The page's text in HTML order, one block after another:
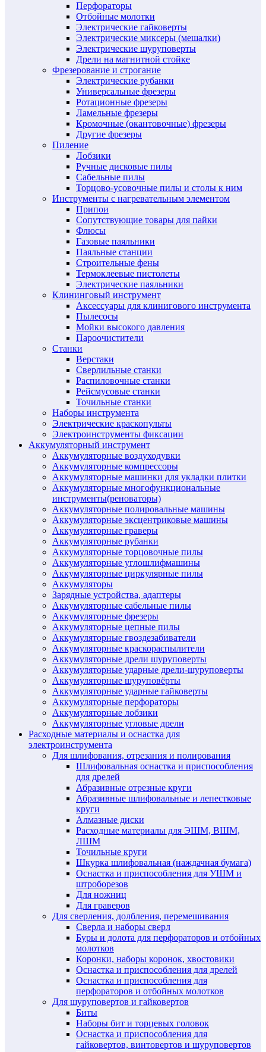
Перфораторы
Отбойные молотки
Электрические гайковерты
Электрические миксеры (мешалки)
Электрические шуруповерты
Дрели на магнитной стойке
Фрезерование и строгание
Электрические рубанки
Универсальные фрезеры
Ротационные фрезеры
Ламельные фрезеры
Кромочные (окантовочные) фрезеры
Другие фрезеры
Пиление
Лобзики
Ручные дисковые пилы
Сабельные пилы
Торцово-усовочные пилы и столы к ним
Инструменты с нагревательным элементом
Припои
Сопутствующие товары для пайки
Флюсы
Газовые паяльники
Паяльные станции
Строительные фены
Термоклеевые пистолеты
Электрические паяльники
Клининговый инструмент
Аксессуары для клинигового инструмента
Пылесосы
Мойки высокого давления
Пароочистители
Станки
Верстаки
Сверлильные станки
Распиловочные станки
Рейсмусовые станки
Точильные станки
Наборы инструмента
Электрические краскопульты
Электроинструменты фиксации
Аккумуляторный инструмент
Аккумуляторные воздуходувки
Аккумуляторные компрессоры
Аккумуляторные машинки для укладки плитки
Аккумуляторные многофункциональные
инструменты(реноваторы)
Аккумуляторные полировальные машины
Аккумуляторные эксцентриковые машины
Аккумуляторные граверы
Аккумуляторные рубанки
Аккумуляторные торцовочные пилы
Аккумуляторные углошлифмашины
Аккумуляторные циркулярные пилы
Аккумуляторы
Зарядные устройства, адаптеры
Аккумуляторные сабельные пилы
Аккумуляторные фрезеры
Аккумуляторные цепные пилы
Аккумуляторные гвоздезабиватели
Аккумуляторные краскораспылители
Аккумуляторные дрели шуруповерты
Аккумуляторные ударные дрели-шуруповерты
Аккумуляторные шуруповёрты
Аккумуляторные ударные гайковерты
Аккумуляторные перфораторы
Аккумуляторные лобзики
Аккумуляторные угловые дрели
Расходные материалы и оснастка для
электроинструмента
Для шлифования, отрезания и полирования
Шлифовальная оснастка и приспособления
для дрелей
Абразивные отрезные круги
Абразивные шлифовальные и лепестковые
круги
Алмазные диски
Расходные материалы для ЭШМ, ВШМ,
ЛШМ
Точильные круги
Шкурка шлифовальная (наждачная бумага)
Оснастка и приспособления для УШМ и
штроборезов
Для ножниц
Для граверов
Для сверления, долбления, перемешивания
Сверла и наборы сверл
Буры и долота для перфораторов и отбойных
молотков
Коронки, наборы коронок, хвостовики
Оснастка и приспособления для дрелей
Оснастка и приспособления для
перфораторов и отбойных молотков
Для шуруповертов и гайковертов
Биты
Наборы бит и торцевых головок
Оснастка и приспособления для
гайковертов, винтовертов и шуруповертов